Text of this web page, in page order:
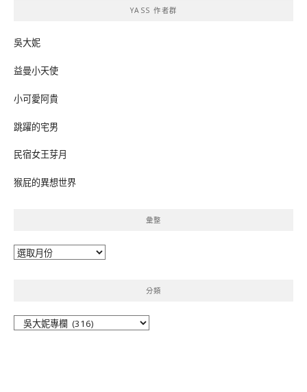
YASS 作者群
吳大妮
益曼小天使
小可愛阿貴
跳躍的宅男
民宿女王芽月
猴屁的異想世界
彙整
彙
分類